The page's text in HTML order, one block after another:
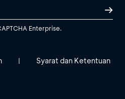
Enterprise.
| Syarat dan Ketentuan